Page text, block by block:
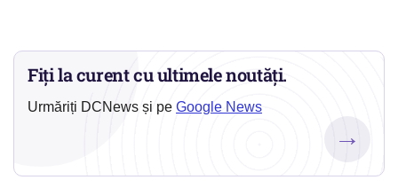
Fiți la curent cu ultimele noutăți.
Urmăriți DCNews și pe Google News
→